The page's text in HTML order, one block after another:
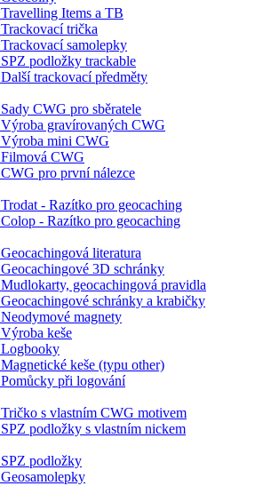
Travelling Items a TB
Trackovací trička
Trackovací samolepky
SPZ podložky trackable
Další trackovací předměty
Sady CWG pro sběratele
Výroba gravírovaných CWG
Výroba mini CWG
Filmová CWG
CWG pro první nálezce
Trodat - Razítko pro geocaching
Colop - Razítko pro geocaching
Geocachingová literatura
Geocachingové 3D schránky
Mudlokarty, geocachingová pravidla
Geocachingové schránky a krabičky
Neodymové magnety
Výroba keše
Logbooky
Magnetické keše (typu other)
Pomůcky při logování
Tričko s vlastním CWG motivem
SPZ podložky s vlastním nickem
SPZ podložky
Geosamolepky